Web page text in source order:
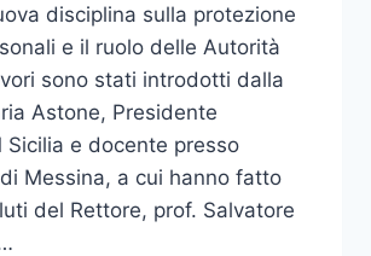
disciplina sulla protezione
e il ruolo delle Autorità
sono stati introdotti dalla
Astone, Presidente
Sicilia e docente presso
di Messina, a cui hanno fatto
del Rettore, prof. Salvatore